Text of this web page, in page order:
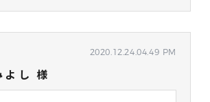
2020.12.24.04.49 PM
し 様